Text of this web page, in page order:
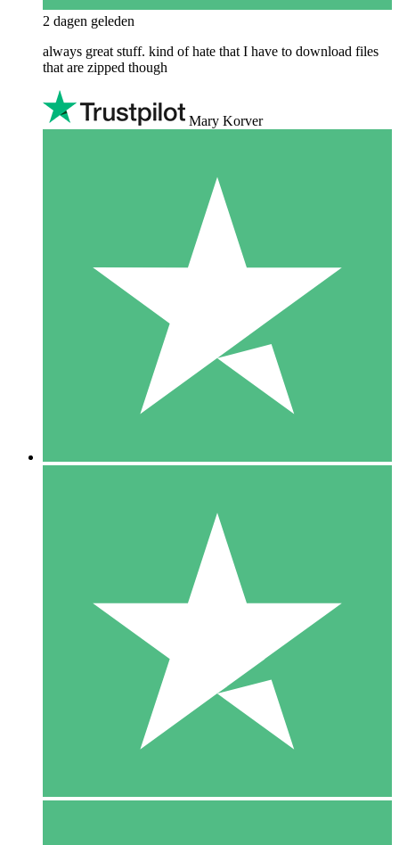
2 dagen geleden
always great stuff. kind of hate that I have to download files
that are zipped though
Mary Korver